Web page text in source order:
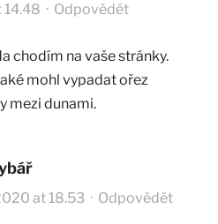
14.48 · Odpovědět
chodím na vaše stránky.
mohl vypadat ořez
mezi dunami.
at 18.53· Odpovědět